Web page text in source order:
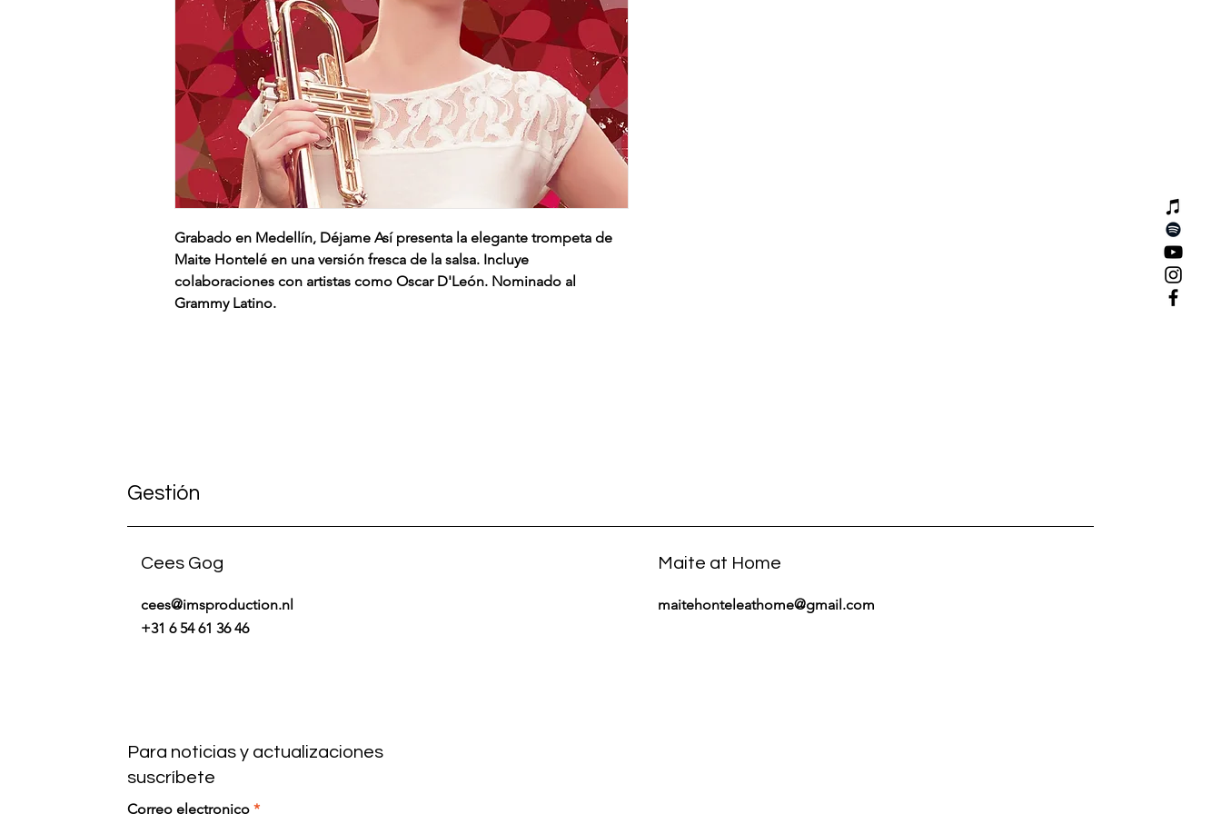
Grabado en Medellín, Déjame Así presenta la elegante trompeta de
Maite Hontelé en una versión fresca de la salsa. Incluye
colaboraciones con artistas como Oscar D'León. Nominado al
Grammy Latino.
Gestión
Cees Gog
cees@imsproduction.nl
+31 6 54 61 36 46
Maite at Home
maitehonteleathome@gmail.com
Para noticias y actualizaciones
suscríbete
Correo electronico